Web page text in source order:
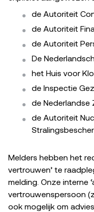
de Autoriteit
de Autoriteit
de Autoriteit
De
het Huis voor
de Inspectie
de Nederlandse
de Autoriteit
Melders hebben het
vertrouwen’ te
melding. Onze interne
vertrouwenspersoon
ook mogelijk om